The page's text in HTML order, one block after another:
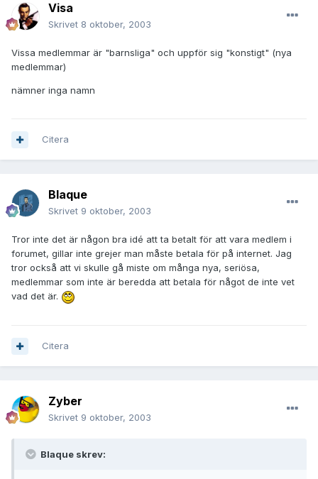
Visa
Skrivet 8 oktober, 2003
Vissa medlemmar är "barnsliga" och uppför sig "konstigt" (nya
medlemmar)
nämner inga namn
Citera
Blaque
Skrivet 9 oktober, 2003
Tror inte det är någon bra idé att ta betalt för att vara medlem i
forumet, gillar inte grejer man måste betala för på internet. Jag
tror också att vi skulle gå miste om många nya, seriösa,
medlemmar som inte är beredda att betala för något de inte vet
vad det är.
Citera
Zyber
Skrivet 9 oktober, 2003
Blaque skrev: